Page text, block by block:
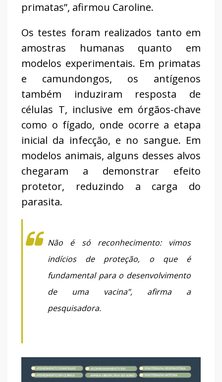
primatas”, afirmou Caroline.
Os testes foram realizados tanto em
amostras humanas quanto em
modelos experimentais. Em primatas
e camundongos, os antígenos
também induziram resposta de
células T, inclusive em órgãos-chave
como o fígado, onde ocorre a etapa
inicial da infecção, e no sangue. Em
modelos animais, alguns desses alvos
chegaram a demonstrar efeito
protetor, reduzindo a carga do
parasita.
Não é só reconhecimento: vimos
indícios de proteção, o que é
fundamental para o desenvolvimento
de uma vacina”, afirma a
pesquisadora.